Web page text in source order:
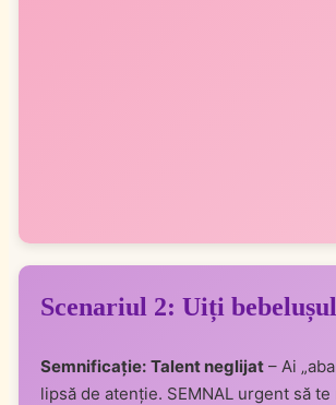
Scenariul 2: Uiți
Semnificație: Talent neglijat – Ai
lipsă de atenție. SEMNAL urgent să